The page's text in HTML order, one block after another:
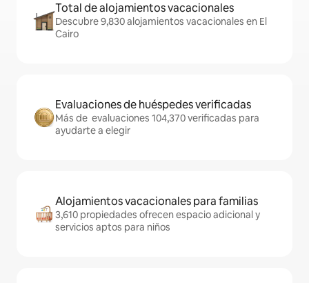
Total de alojamientos vacacionales
Descubre 9,830 alojamientos vacacionales en El
Cairo
Evaluaciones de huéspedes verificadas
Más de evaluaciones 104,370 verificadas para
ayudarte a elegir
Alojamientos vacacionales para familias
3,610 propiedades ofrecen espacio adicional y
servicios aptos para niños